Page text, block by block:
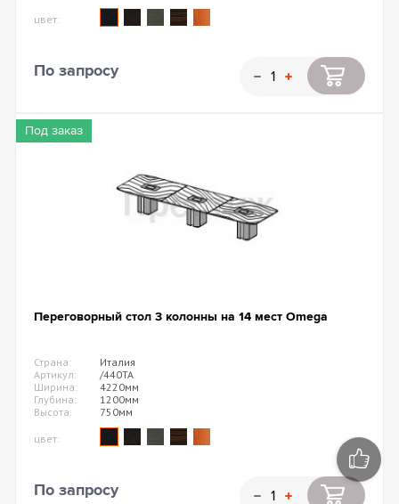
цвет:
По запросу
Под заказ
Переговорный стол 3 колонны на 14 мест Omega
Страна:
Италия
Артикул:
/440TA
Ширина:
4220мм
Глубина:
1200мм
Высота:
750мм
цвет:
По запросу